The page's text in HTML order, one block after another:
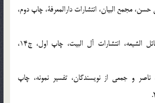
مجمع البيان، انتشارات دارالمعرفة، چاپ دوم،
[3] . حر عاملي، وسائل الشيعه، انتشارات آل البيت، چاپ اول، ج14،
ناصر و جمعي از نويسندگان، تفسير نمونه، چاپ